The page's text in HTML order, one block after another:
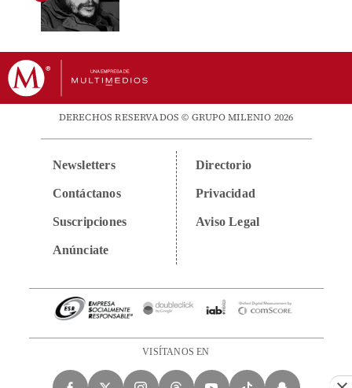
DERECHOS RESERVADOS © GRUPO MILENIO 2026
Newsletters
Contáctanos
Suscripciones
Anúnciate
Directorio
Privacidad
Aviso Legal
VISÍTANOS EN